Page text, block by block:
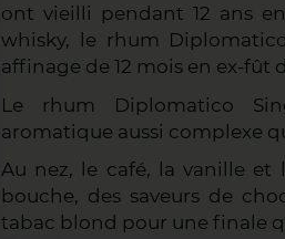
ont vieilli pendant 12 ans
whisky, le rhum
affinage de 12 mois en ex-fût
Le rhum Diplomatico
aromatique aussi complexe
Au nez, le café, la vanille et
bouche, des saveurs de
tabac blond pour une finale